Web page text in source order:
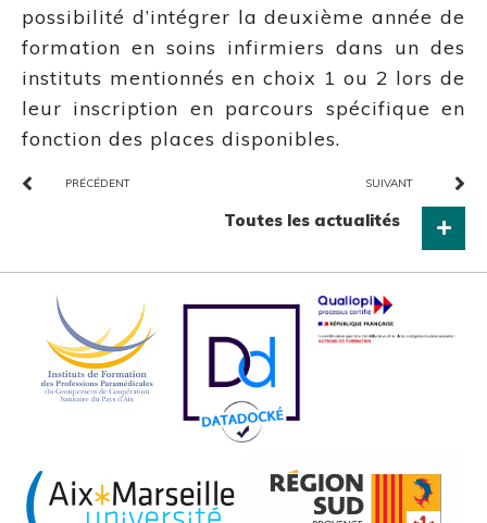
possibilité d’intégrer la deuxième année de
formation en soins infirmiers dans un des
instituts mentionnés en choix 1 ou 2 lors de
leur inscription en parcours spécifique en
fonction des places disponibles.
SUIVANT
PRÉCÉDENT
Toutes les actualités